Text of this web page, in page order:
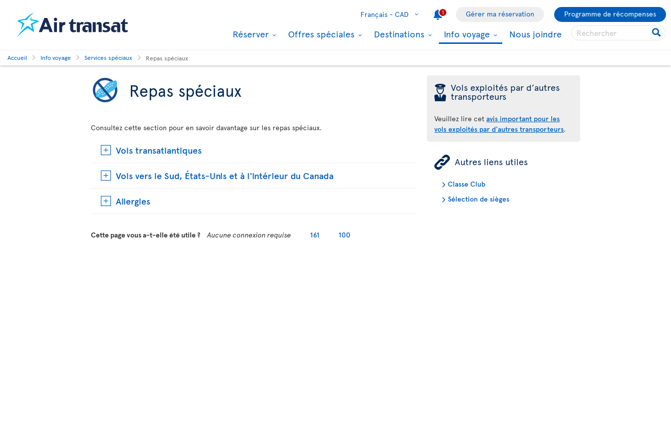
Français - CAD 1 Gérer ma réservation Programme de récompenses
Réserver Offres spéciales Destinations Info voyage Nous joindre
Accueil Info voyage Services spéciaux Repas spéciaux
Repas spéciaux
Consultez cette section pour en savoir davantage sur les repas spéciaux.
Vols transatlantiques
Vols vers le Sud, États-Unis et à l'intérieur du Canada
Allergies
þ Vols exploités par d’autres
transporteurs
Veuillez lire cetavis important pour les
vols exploités par d'autres transporteurs.
ÿ Autres liens utiles
Classe Club
Sélection de sièges
Cette page vous a-t-elle été utile ? Aucune connexion requise 161 100